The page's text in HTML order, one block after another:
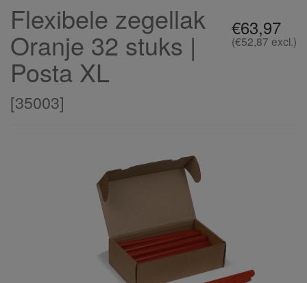
€63,97
(€52,87 excl.)
Flexibele zegellak
Oranje 32 stuks |
Posta XL
[35003]